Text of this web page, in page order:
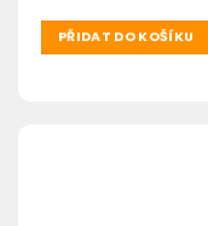
PŘIDAT DO KOŠÍKU